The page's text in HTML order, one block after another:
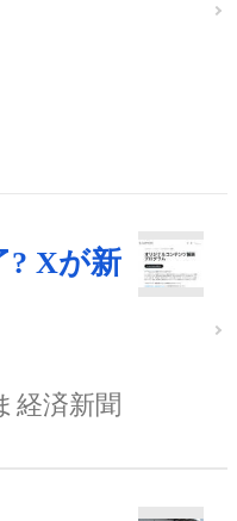
? Xが新
経済新聞